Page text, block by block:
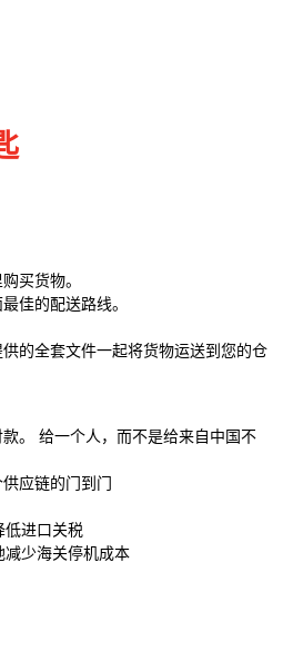
买货物。
佳的配送路线。
的全套文件一起将货物运送到您的仓
。 给一个人，而不是给来自中国不
应链的门到门
低进口关税
减少海关停机成本